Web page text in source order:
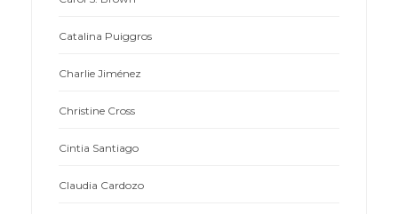
Catalina Puiggros
Charlie Jiménez
Christine Cross
Cintia Santiago
Claudia Cardozo